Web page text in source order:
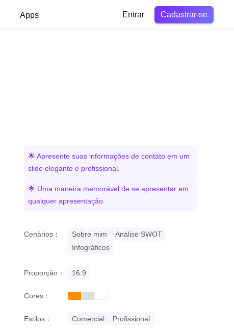
Apps Entrar Cadastrar-se
🌟 Apresente suas informações de contato em um
slide elegante e profissional.
🌟 Uma maneira memorável de se apresentar em
qualquer apresentação.
Cenários： Sobre mim
Análise SWOT
Infográficos
Proporção： 16:9
Cores： orange
greywhite
Estilos： Comercial Profissional